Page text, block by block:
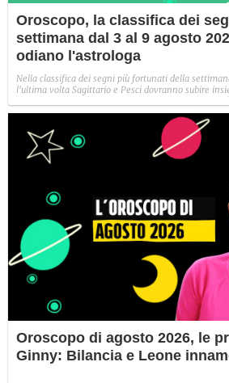
Oroscopo, la classifica dei
settimana dal 3 al 9 agosto
odiano l'astrologa
Nella classifica dei segni più fortunati della
l'ultima volta Sagittario e Pesci dovranno subire
Oroscopo di agosto 2026, le
Ginny: Bilancia e Leone